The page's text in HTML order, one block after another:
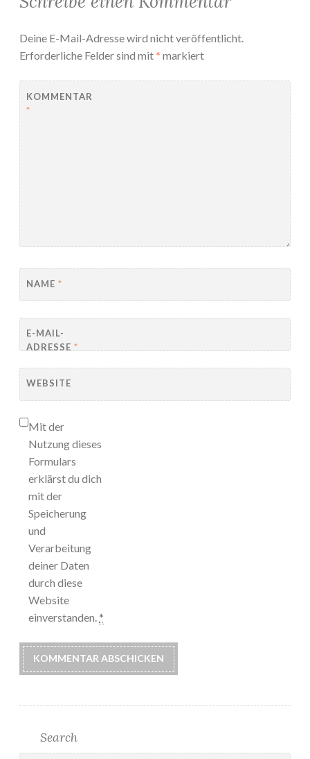
Deine E-Mail-Adresse wird nicht veröffentlicht.
Erforderliche Felder sind mit* markiert
KOMMENTAR
*
NAME *
E-MAIL-
ADRESSE *
WEBSITE
Mit der
Nutzung dieses
Formulars
erklärst du dich
mit der
Speicherung
und
Verarbeitung
deiner Daten
durch diese
Website
einverstanden. *
Search